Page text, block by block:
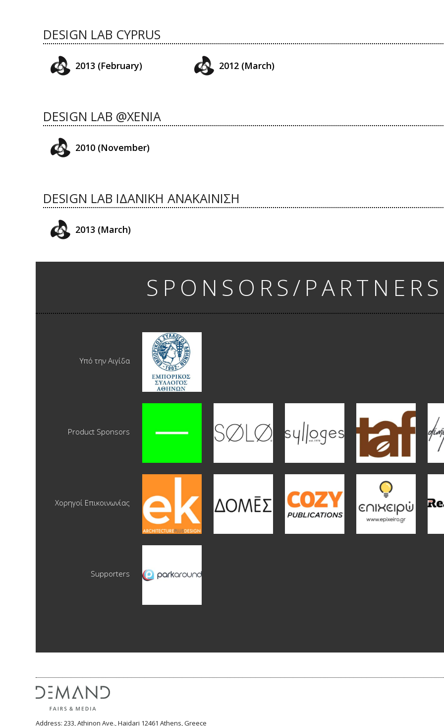
DESIGN LAB CYPRUS
2013 (February) 2012 (March)
DESIGN LAB @XENIA
2010 (November)
DESIGN LAB ΙΔΑΝΙΚΗ ΑΝΑΚΑΙΝΙΣΗ
2013 (March)
SPONSORS/
Υπό την Αιγίδα
Product Sponsors
Χορηγοί Επικοινωνίας
Supporters
Address: 233, Athinon Ave., Haidari 12461 Athens, Greece